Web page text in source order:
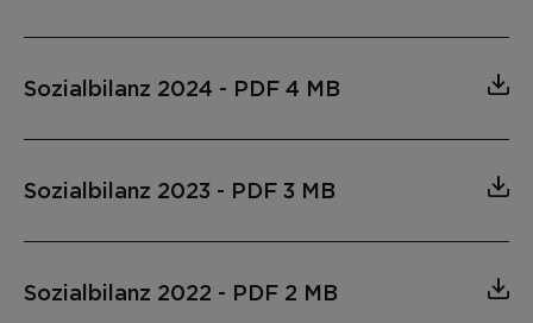
Sozialbilanz 2024 - PDF 4 MB
Sozialbilanz 2023 - PDF 3 MB
Sozialbilanz 2022 - PDF 2 MB